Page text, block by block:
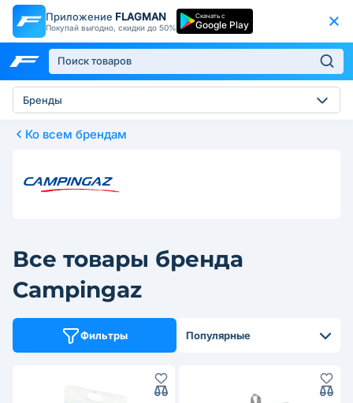
Приложение FLAGMAN
Покупай выгодно, скидки до 50%
Скачать с
Google Play
Бренды
Ко всем брендам
Все товары бренда
Campingaz
Фильтры Популярные